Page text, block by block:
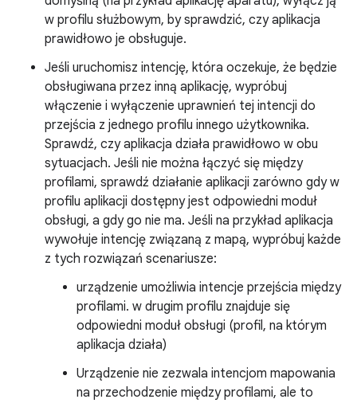
w profilu służbowym, by sprawdzić, czy aplikacja
prawidłowo je obsługuje.
Jeśli uruchomisz intencję, która oczekuje, że będzie
obsługiwana przez inną aplikację, wypróbuj
włączenie i wyłączenie uprawnień tej intencji do
przejścia z jednego profilu innego użytkownika.
Sprawdź, czy aplikacja działa prawidłowo w obu
sytuacjach. Jeśli nie można łączyć się między
profilami, sprawdź działanie aplikacji zarówno gdy w
profilu aplikacji dostępny jest odpowiedni moduł
obsługi, a gdy go nie ma. Jeśli na przykład aplikacja
wywołuje intencję związaną z mapą, wypróbuj każde
z tych rozwiązań scenariusze:
urządzenie umożliwia intencje przejścia między
profilami. w drugim profilu znajduje się
odpowiedni moduł obsługi (profil, na którym
aplikacja działa)
Urządzenie nie zezwala intencjom mapowania
na przechodzenie między profilami, ale to